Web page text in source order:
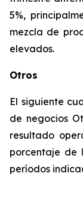
5%,
mezcla de
elevados.
Otros
El siguiente
de negocios
resultado
porcentaje de
períodos